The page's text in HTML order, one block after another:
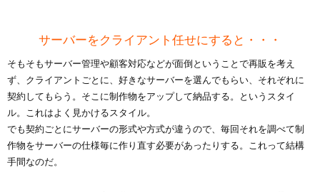
サーバーをクライアント任せにすると・・・
そもそもサーバー管理や顧客対応などが面倒ということで再販を考え
ず、クライアントごとに、好きなサーバーを選んでもらい、それぞれに
契約してもらう。そこに制作物をアップして納品する。というスタイ
ル。これはよく見かけるスタイル。
でも契約ごとにサーバーの形式や方式が違うので、毎回それを調べて制
作物をサーバーの仕様毎に作り直す必要があったりする。これって結構
手間なのだ。